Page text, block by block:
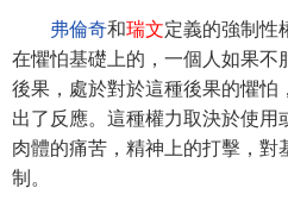
弗倫奇和瑞文定義的強制性
在懼怕基礎上的，一個人如果不
後果，處於對於這種後果的懼怕
出了反應。這種權力取決於使用
肉體的痛苦，精神上的打擊，對
制。